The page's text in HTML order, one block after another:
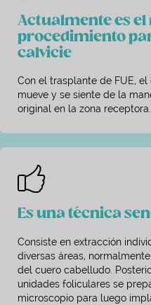
Actualmente es
procedimiento
calvicie
Con el trasplante de FUE,
mueve y se siente de la
original en la zona receptora.
Es una técnica
Consiste en extracción
diversas áreas,
del cuero cabelludo.
unidades foliculares se
microscopio para luego